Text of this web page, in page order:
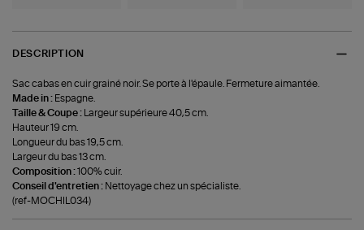
DESCRIPTION
Sac cabas en cuir grainé noir. Se porte à l'épaule. Fermeture aimantée.
Made in : Espagne.
Taille & Coupe :
Largeur supérieure 40,5 cm.
Hauteur 19 cm.
Longueur du bas 19,5 cm.
Largeur du bas 13 cm.
Composition :100% cuir.
Conseil d'entretien : Nettoyage chez un spécialiste.
(ref-MOCHIL034)